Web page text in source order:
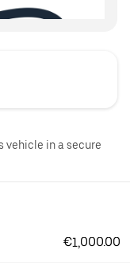
vehicle in a secure
€1,000.00